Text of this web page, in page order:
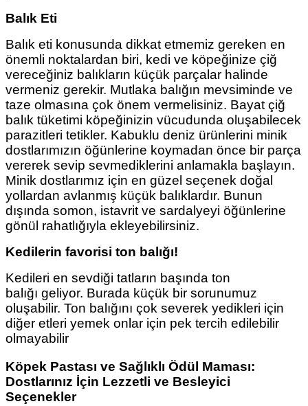
Balık Eti
Balık eti konusunda dikkat etmemiz gereken en
önemli noktalardan biri, kedi ve köpeğinize çiğ
vereceğiniz balıkların küçük parçalar halinde
vermeniz gerekir. Mutlaka balığın mevsiminde ve
taze olmasına çok önem vermelisiniz. Bayat çiğ
balık tüketimi köpeğinizin vücudunda oluşabilecek
parazitleri tetikler. Kabuklu deniz ürünlerini minik
dostlarımızın öğünlerine koymadan önce bir parça
vererek sevip sevmediklerini anlamakla başlayın.
Minik dostlarımız için en güzel seçenek doğal
yollardan avlanmış küçük balıklardır. Bunun
dışında somon, istavrit ve sardalyeyi öğünlerine
gönül rahatlığıyla ekleyebilirsiniz.
Kedilerin favorisi ton balığı!
Kedileri en sevdiği tatların başında ton
balığı geliyor. Burada küçük bir sorunumuz
oluşabilir. Ton balığını çok severek yedikleri için
diğer etleri yemek onlar için pek tercih edilebilir
olmayabilir
Köpek Pastası ve Sağlıklı Ödül Maması:
Dostlarınız İçin Lezzetli ve Besleyici
Seçenekler